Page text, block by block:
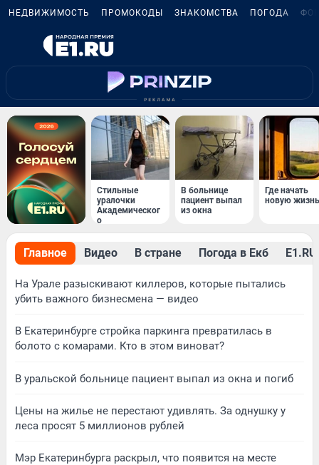
НЕДВИЖИМОСТЬ ПРОМОКОДЫ ЗНАКОМСТВА ПОГОДА
Стильные
уралочки
Академическог
о
В больнице
пациент выпал
из окна
Где начать
новую
Главное Видео В стране Погода в Екб
На Урале разыскивают киллеров, которые пытались
убить важного бизнесмена — видео
В Екатеринбурге стройка паркинга превратилась в
болото с комарами. Кто в этом виноват?
В уральской больнице пациент выпал из окна и погиб
Цены на жилье не перестают удивлять. За однушку у
леса просят 5 миллионов рублей
Мэр Екатеринбурга раскрыл, что появится на месте